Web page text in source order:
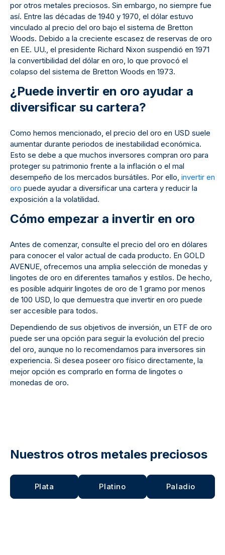
por otros metales preciosos. Sin embargo, no siempre fue
así. Entre las décadas de 1940 y 1970, el dólar estuvo
vinculado al precio del oro bajo el sistema de Bretton
Woods. Debido a la creciente escasez de reservas de oro
en EE. UU., el presidente Richard Nixon suspendió en 1971
la convertibilidad del dólar en oro, lo que provocó el
colapso del sistema de Bretton Woods en 1973.
¿Puede invertir en oro ayudar a
diversificar su cartera?
Como hemos mencionado, el precio del oro en USD suele
aumentar durante periodos de inestabilidad económica.
Esto se debe a que muchos inversores compran oro para
proteger su patrimonio frente a la inflación o el mal
desempeño de los mercados bursátiles. Por ello, invertir en
oro puede ayudar a diversificar una cartera y reducir la
exposición a la volatilidad.
Cómo empezar a invertir en oro
Antes de comenzar, consulte el precio del oro en dólares
para conocer el valor actual de cada producto. En GOLD
AVENUE, ofrecemos una amplia selección de monedas y
lingotes de oro en diferentes tamaños y estilos. De hecho,
es posible adquirir lingotes de oro de 1 gramo por menos
de 100 USD, lo que demuestra que invertir en oro puede
ser accesible para todos.
Dependiendo de sus objetivos de inversión, un ETF de oro
puede ser una opción para seguir la evolución del precio
del oro, aunque no lo recomendamos para inversores sin
experiencia. Si desea poseer oro físico directamente, la
mejor opción es comprarlo en forma de lingotes o
monedas de oro.
Nuestros otros metales preciosos
Plata Platino Paladio